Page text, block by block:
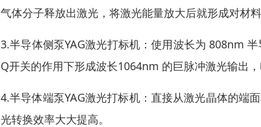
气体分子释放出激光，将激光能量放大后就形成对材料
3.半导体侧泵YAG激光打标机：使用波长为 808nm
Q开关的作用下形成波长1064nm 的巨脉冲激光输出，
4.半导体端泵YAG激光打标机：直接从激光晶体的端
光转换效率大大提高。